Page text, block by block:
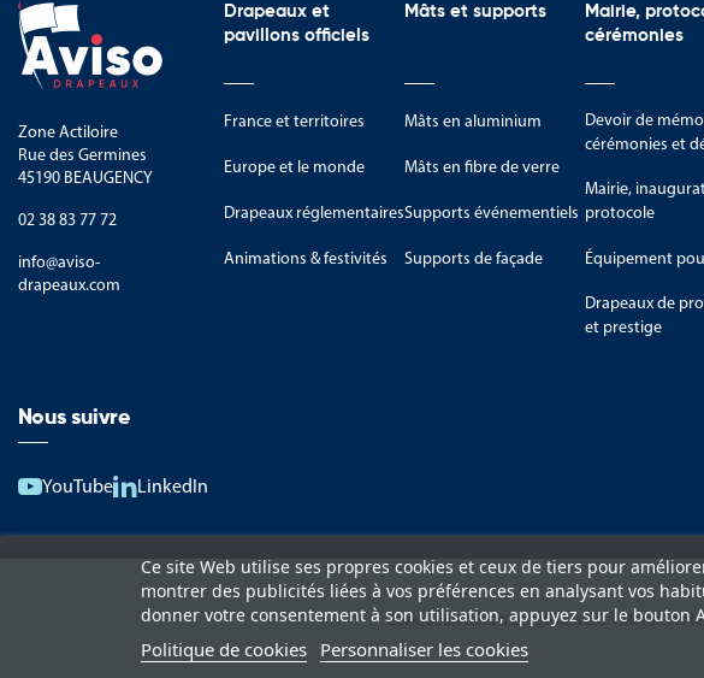
Zone Actiloire
Rue des Germines
45190 BEAUGENCY
02 38 83 77 72
info@aviso-
drapeaux.com
Drapeaux et
pavillons officiels
France et territoires
Europe et le monde
Drapeaux réglementaires
Animations & festivités
Mâts et supports
Mâts en aluminium
Mâts en fibre de verre
Supports événementiels
Supports de façade
Mairie,
cérémonies
Devoir de
cérémonies et
Mairie,
protocole
Équipement
Drapeaux de
et prestige
Ce site Web utilise ses propres cookies et ceux de tiers pour
montrer des publicités liées à vos préférences en analysant vos
donner votre consentement à son utilisation, appuyez sur le bouton
Politique de cookies Personnaliser les cookies
Nous suivre
YouTube LinkedIn
LexiqueLivraison et retours C.G.VMentions